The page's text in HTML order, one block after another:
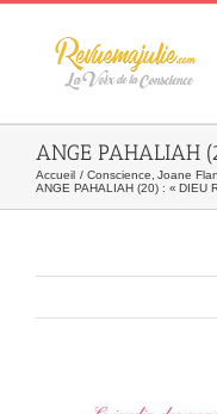
Skip
ANGE PAHALIAH
Accueil Conscience Joane
ANGE PAHALIAH (20) : « DIEU